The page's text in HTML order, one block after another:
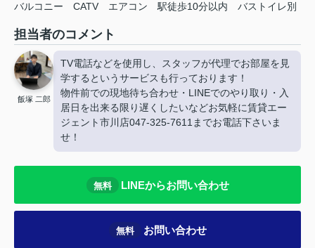
バルコニー CATV エアコン 駅徒歩10分以内 バストイレ別
担当者のコメント
飯塚 二郎
TV電話などを使用し、スタッフが代理でお部屋を見
学するというサービスも行っております！
物件前での現地待ち合わせ・LINEでのやり取り・入
居日を出来る限り遅くしたいなどお気軽に賃貸エー
ジェント市川店047-325-7611までお電話下さいま
せ！
無料 LINEからお問い合わせ
無料 お問い合わせ